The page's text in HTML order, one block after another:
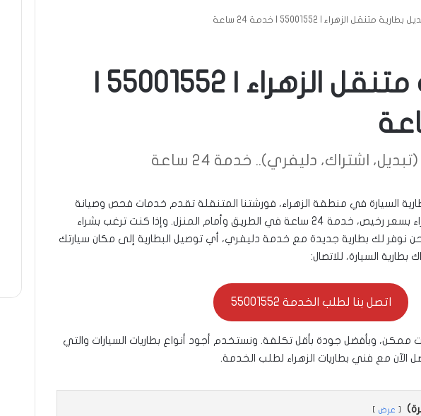
بطارية متنقل الزهراء | 55001552 | خدمة 24 ساعة
اشتراك، دليفري).. خدمة 24 ساعة
السيارة في منطقة الزهراء، فورشتنا المتنقلة تقدم خدمات فحص وصيانة
وتبديل بطاريات السيارات في الزهراء بسعر رخيص، خدمة 24 ساعة في الطريق وأمام المنزل. وإذا كنت ترغب بشراء
نوفر لك بطارية جديدة مع خدمة دليفري، أي توصيل البطارية إلى مكان سيارتك
السيارة، للاتصال:
اتصل بنا لطلب الخدمة 55001552
وبأفضل جودة بأقل تكلفة. ونستخدم أجود أنواع بطاريات السيارات والتي
الآن مع فني بطاريات الزهراء لطلب الخدمة.
عرض